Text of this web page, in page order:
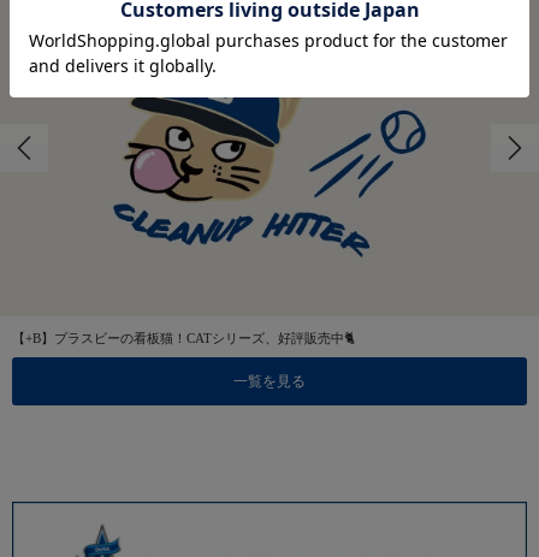
【+B】プラスビーの看板猫！CATシリーズ、好評販売中🐈
一覧を見る